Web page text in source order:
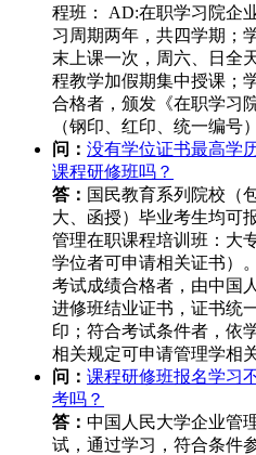
程班： AD:在职学习院企
习周期两年，共四学期；
末上课一次，周六、日全
程教学加假期集中授课；
合格者，颁发《在职学习
（钢印、红印、统一编号）
问： 没有学位证书最高学
课程研修班吗？
答： 国民教育系列院校（
大、函授）毕业考生均可
管理在职课程培训班：大
学位者可申请相关证书）
考试成绩合格者，由中国
进修班结业证书，证书统
印；符合考试条件者，依
相关规定可申请管理学相
问： 课程研修班报名学习
考吗？
答： 中国人民大学企业管
试，通过学习，符合条件